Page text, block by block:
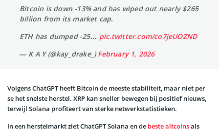
Bitcoin is down -13% and has wiped out nearly $265
billion from its market cap.
ETH has dumped -25… pic.twitter.com/co7jeUOZND
— K A Y (@kay_drake_)February 1, 2026
Volgens ChatGPT heeft Bitcoin de meeste stabiliteit, maar niet per
se het snelste herstel. XRP kan sneller bewegen bij positief nieuws,
terwijl Solana profiteert van sterke netwerkstatistieken.
In een herstelmarkt ziet ChatGPT Solana en de beste altcoinsals